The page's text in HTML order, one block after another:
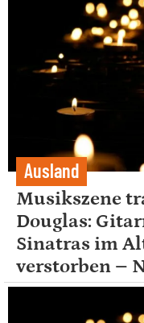
Ausland
Musikszene
Douglas:
Sinatras im
verstorben –